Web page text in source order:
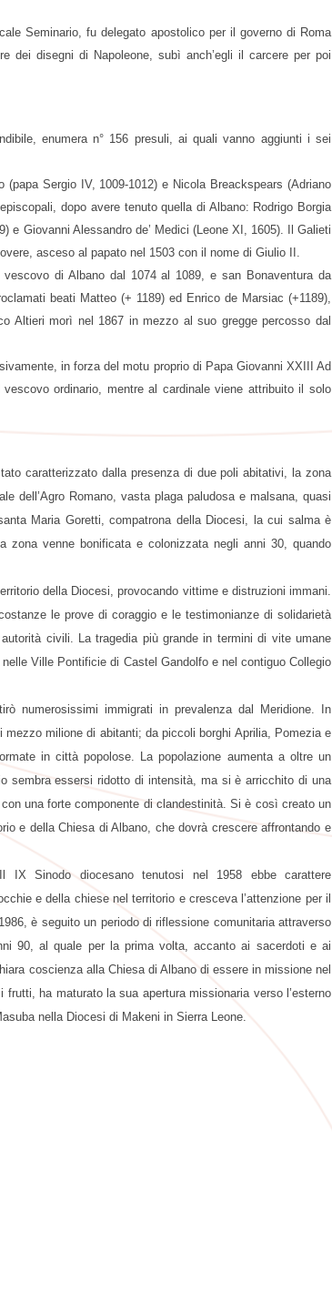
Seminario, fu delegato apostolico per il governo di Roma
disegni di Napoleone, subì anch’egli il carcere per poi
enumera n° 156 presuli, ai quali vanno aggiunti i sei
Sergio IV, 1009-1012) e Nicola Breackspears (Adriano
dopo avere tenuto quella di Albano: Rodrigo Borgia
e Giovanni Alessandro de’ Medici (Leone XI, 1605). Il Galieti
asceso al papato nel 1503 con il nome di Giulio II.
di Albano dal 1074 al 1089, e san Bonaventura da
beati Matteo (+ 1189) ed Enrico de Marsiac (+1189),
Altieri morì nel 1867 in mezzo al suo gregge percosso dal
in forza del motu proprio di Papa Giovanni XXIII Ad
ordinario, mentre al cardinale viene attribuito il solo
caratterizzato dalla presenza di due poli abitativi, la zona
dell’Agro Romano, vasta plaga paludosa e malsana, quasi
Maria Goretti, compatrona della Diocesi, la cui salma è
zona venne bonificata e colonizzata negli anni 30, quando
della Diocesi, provocando vittime e distruzioni immani.
le prove di coraggio e le testimonianze di solidarietà
civili. La tragedia più grande in termini di vite umane
Ville Pontificie di Castel Gandolfo e nel contiguo Collegio
numerosissimi immigrati in prevalenza dal Meridione. In
milione di abitanti; da piccoli borghi Aprilia, Pomezia e
in città popolose. La popolazione aumenta a oltre un
sembra essersi ridotto di intensità, ma si è arricchito di una
una forte componente di clandestinità. Si è così creato un
e della Chiesa di Albano, che dovrà crescere affrontando e
IX Sinodo diocesano tenutosi nel 1958 ebbe carattere
e della chiese nel territorio e cresceva l’attenzione per il
è seguito un periodo di riflessione comunitaria attraverso
90, al quale per la prima volta, accanto ai sacerdoti e ai
coscienza alla Chiesa di Albano di essere in missione nel
ha maturato la sua apertura missionaria verso l’esterno
nella Diocesi di Makeni in Sierra Leone.